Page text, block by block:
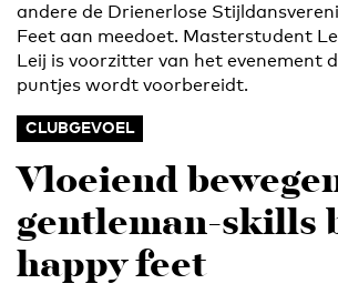
andere de Drienerlose
Feet aan meedoet. Masterstudent
Leij is voorzitter van het evenement
puntjes wordt voorbereidt.
CLUBGEVOEL
Vloeiend
gentleman-skills
happy feet